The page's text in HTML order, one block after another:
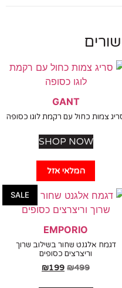
המלאי אזל
GANT
כחול עם רקמת לוגו כסופה
SHOP NOW
SALE
EMPORIO
אלגנט שחור בשילוב שרוך
וריצרצים כסופים
₪
₪199